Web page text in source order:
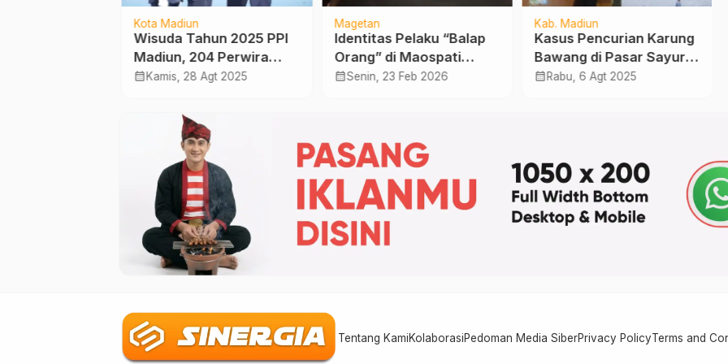
Kota Madiun
Wisuda Tahun 2025 PPI
Madiun, 204 Perwira
Transportasi Siap
calendar_monthKamis, 28 Agt 2025
Magetan
Identitas Pelaku “Balap
Orang” di Maospati
Terungkap, Melibatkan
calendar_monthSenin, 23 Feb 2026
Kab. Madiun
Kasus Pencurian Karung
Bawang di Pasar Sayur
Dolopo Berakhir
calendar_monthRabu, 6 Agt 2025
Tentang KamiKolaborasiPedoman Media SiberPrivacy PolicyTerms and